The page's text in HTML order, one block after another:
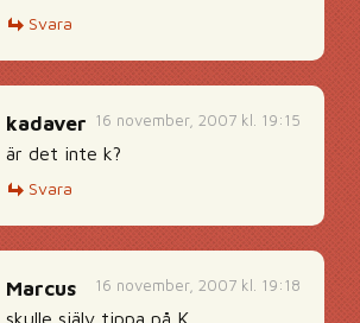
Svara
16 november, 2007 kl. 19:15
kadaver
är det inte k?
Svara
16 november, 2007 kl. 19:18
Marcus
skulle själv tippa på K